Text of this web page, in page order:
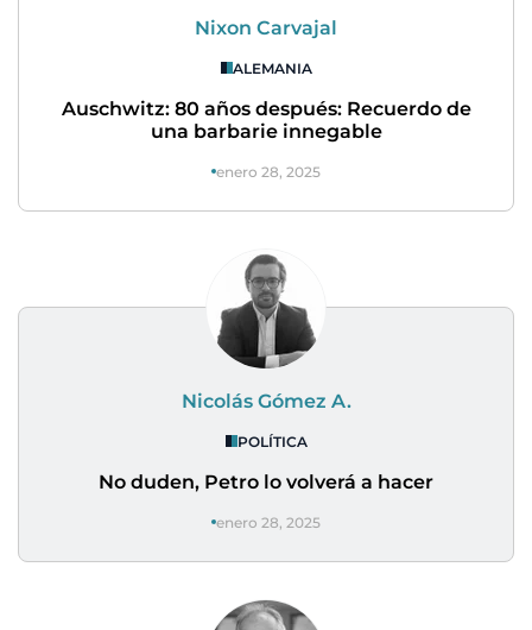
Nixon Carvajal
ALEMANIA
Auschwitz: 80 años después: Recuerdo de
una barbarie innegable
enero 28, 2025
Nicolás Gómez A.
POLÍTICA
No duden, Petro lo volverá a hacer
enero 28, 2025